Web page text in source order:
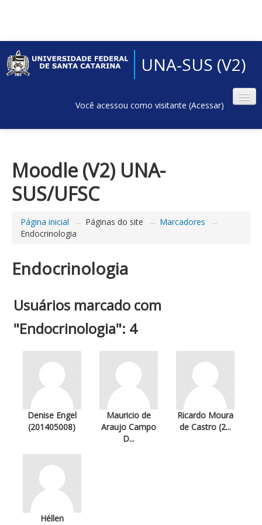
UNA-SUS (V2)
Você acessou como visitante (Acessar)
Moodle (V2) UNA-
SUS/UFSC
Página inicial → Páginas do site → Marcadores
→
Endocrinologia
Endocrinologia
Usuários marcado com
"Endocrinologia": 4
Denise Engel
(201405008)
Mauricio de
Araujo Campo
D...
Ricardo Moura
de Castro (2...
Héllen